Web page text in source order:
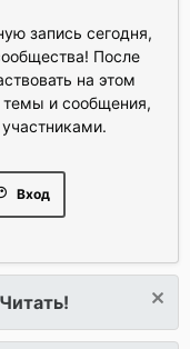
запись сегодня,
После
на этом
темы и сообщения,
Вход
Читать!